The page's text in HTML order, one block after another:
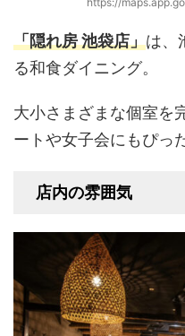
「隠れ房 池袋店」は、
る和食ダイニング。
大小さまざまな個室を
ートや女子会にもぴっ
店内の雰囲気